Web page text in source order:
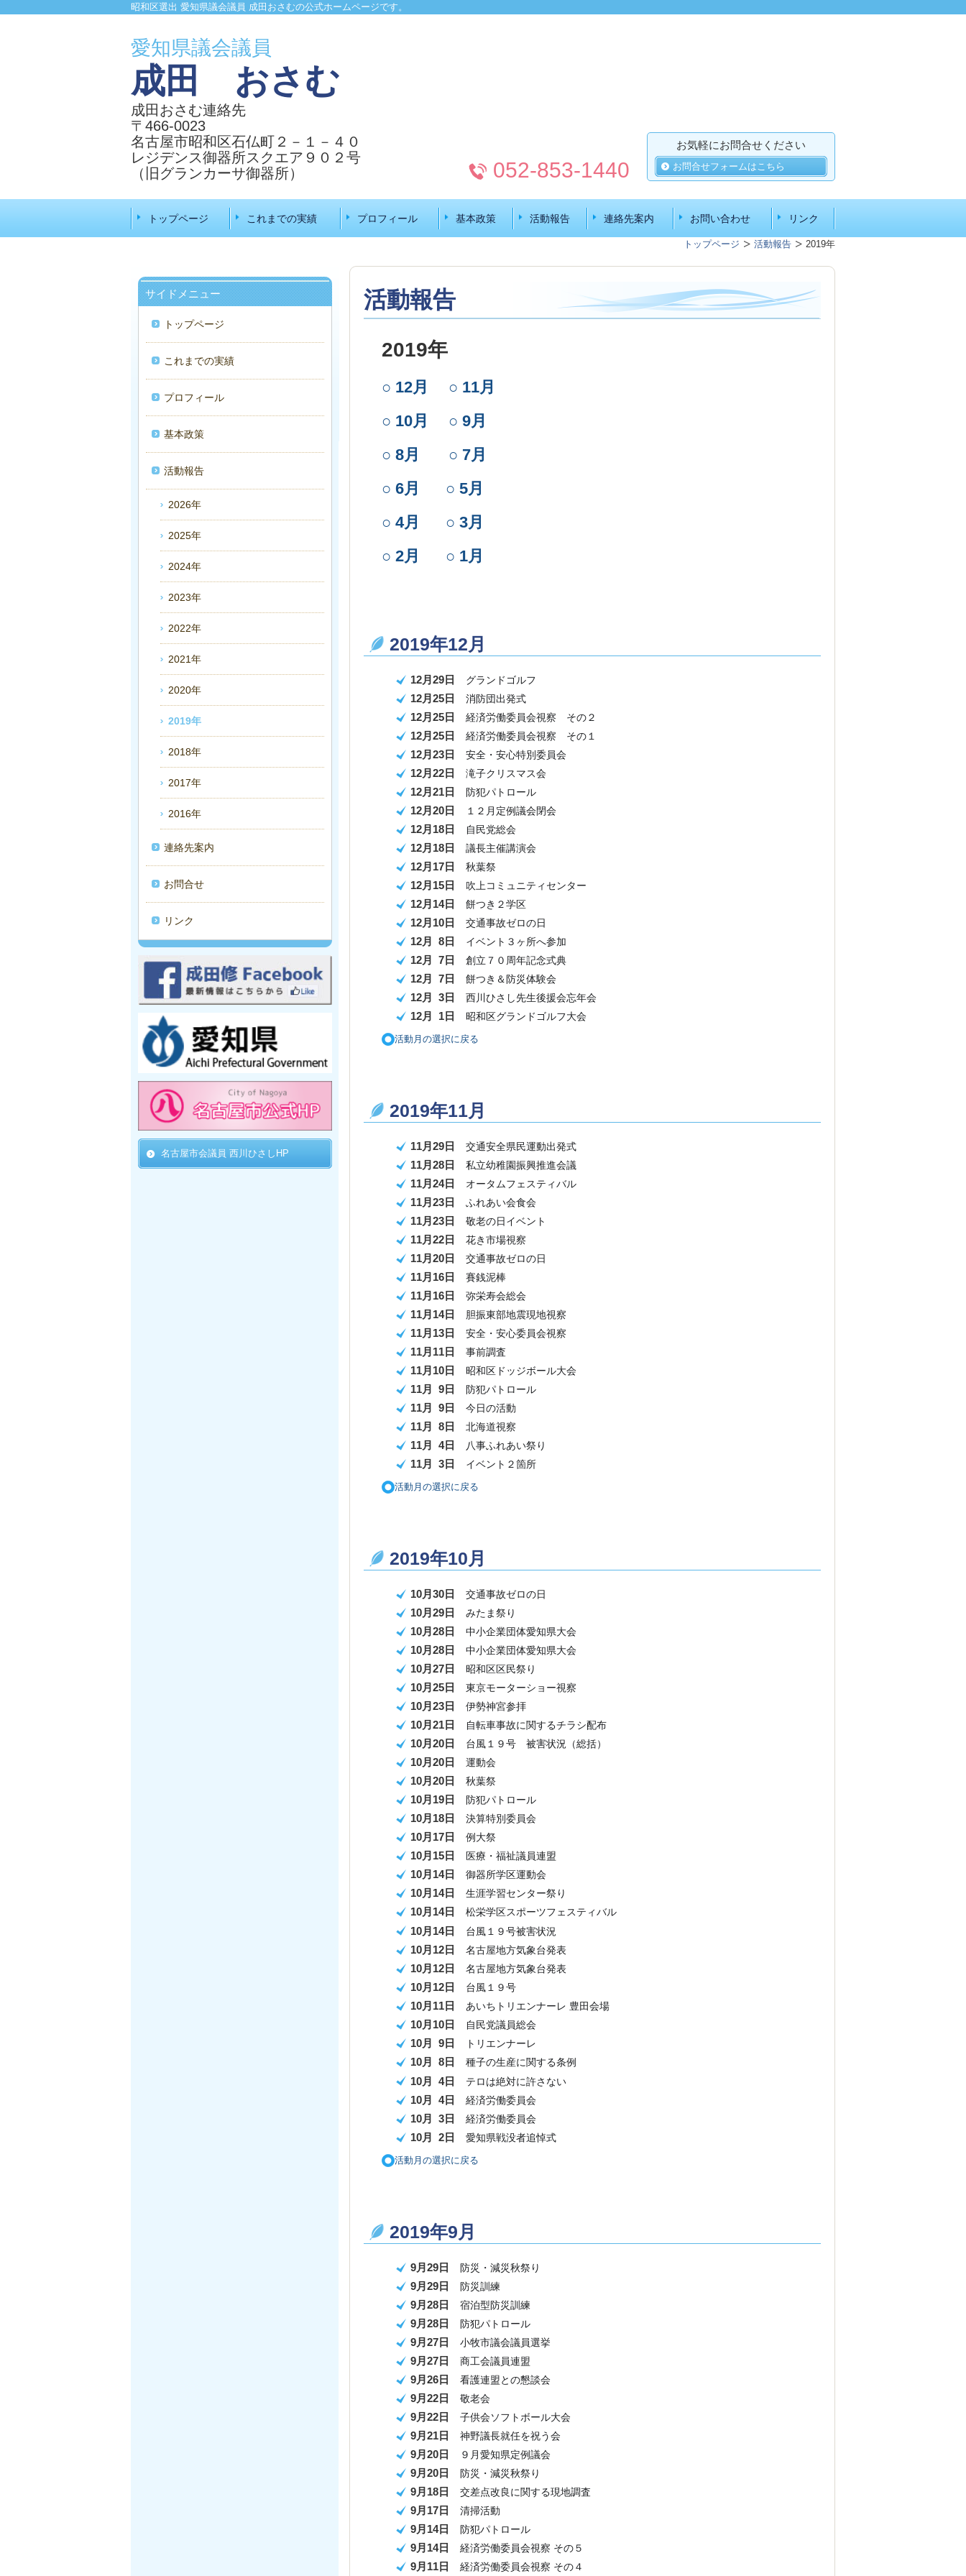
昭和区選出 愛知県議会議員 成田おさむの公式ホームページです。
愛知県議会議員
成田 おさむ
成田おさむ連絡先
〒466-0023
名古屋市昭和区石仏町２－１－４０
レジデンス御器所スクエア９０２号
（旧 グランカーサ御器所） 052-853-1440
お気軽にお問合せください
お問合せフォームはこちら
トップページ これまでの実績 プロフィール 基本政策 活動報告 連絡先案内 お問い合わせ リンク
トップページ 活動報告 2019年
活動報告
2019年
○ 12月
○ 11月
○ 10月
○ 9月
○ 8月
○ 7月
○ 6月
○ 5月
○ 4月
○ 3月
○ 2月
○ 1月
2019年12月
12月29日 グランドゴルフ
12月25日 消防団出発式
12月25日 経済労働委員会視察 その２
12月25日 経済労働委員会視察 その１
12月23日 安全・安心特別委員会
12月22日 滝子クリスマス会
12月21日 防犯パトロール
12月20日 １２月定例議会閉会
12月18日 自民党総会
12月18日 議長主催講演会
12月17日 秋葉祭
12月15日 吹上コミュニティセンター
12月14日 餅つき２学区
12月10日 交通事故ゼロの日
12月 8日 イベント３ヶ所へ参加
12月 7日 創立７０周年記念式典
12月 7日 餅つき＆防災体験会
12月 3日 西川ひさし先生後援会忘年会
12月 1日 昭和区グランドゴルフ大会
活動月の選択に戻る
2019年11月
11月29日 交通安全県民運動出発式
11月28日 私立幼稚園振興推進会議
11月24日 オータムフェスティバル
11月23日 ふれあい会食会
11月23日 敬老の日イベント
11月22日 花き市場視察
11月20日 交通事故ゼロの日
11月16日 賽銭泥棒
11月16日 弥栄寿会総会
11月14日 胆振東部地震現地視察
11月13日 安全・安心委員会視察
11月11日 事前調査
11月10日 昭和区ドッジボール大会
11月 9日 防犯パトロール
11月 9日 今日の活動
11月 8日 北海道視察
11月 4日 八事ふれあい祭り
11月 3日 イベント２箇所
活動月の選択に戻る
2019年10月
10月30日 交通事故ゼロの日
10月29日 みたま祭り
10月28日 中小企業団体愛知県大会
10月28日 中小企業団体愛知県大会
10月27日 昭和区区民祭り
10月25日 東京モーターショー視察
10月23日 伊勢神宮参拝
10月21日 自転車事故に関するチラシ配布
10月20日 台風１９号 被害状況（総括）
10月20日 運動会
10月20日 秋葉祭
10月19日 防犯パトロール
10月18日 決算特別委員会
10月17日 例大祭
10月15日 医療・福祉議員連盟
10月14日 御器所学区運動会
10月14日 生涯学習センター祭り
10月14日 松栄学区スポーツフェスティバル
10月14日 台風１９号被害状況
10月12日 名古屋地方気象台発表
10月12日 名古屋地方気象台発表
10月12日 台風１９号
10月11日 あいちトリエンナーレ 豊田会場
10月10日 自民党議員総会
10月 9日 トリエンナーレ
10月 8日 種子の生産に関する条例
10月 4日 テロは絶対に許さない
10月 4日 経済労働委員会
10月 3日 経済労働委員会
10月 2日 愛知県戦没者追悼式
活動月の選択に戻る
2019年9月
9月29日 防災・減災秋祭り
9月29日 防災訓練
9月28日 宿泊型防災訓練
9月28日 防犯パトロール
9月27日 小牧市議会議員選挙
9月27日 商工会議員連盟
9月26日 看護連盟との懇談会
9月22日 敬老会
9月22日 子供会ソフトボール大会
9月21日 神野議長就任を祝う会
9月20日 ９月愛知県定例議会
9月20日 防災・減災秋祭り
9月18日 交差点改良に関する現地調査
9月17日 清掃活動
9月14日 防犯パトロール
9月14日 経済労働委員会視察 その５
9月11日 経済労働委員会視察 その４
サイドメニュー
トップページ
これまでの実績
プロフィール
基本政策
活動報告
2026年
2025年
2024年
2023年
2022年
2021年
2020年
2019年
2018年
2017年
2016年
連絡先案内
お問合せ
リンク
名古屋市会議員 西川ひさしHP